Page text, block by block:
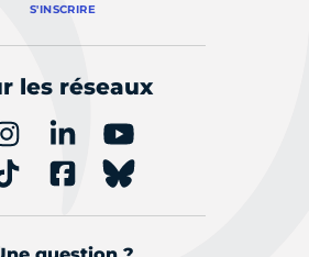
S'INSCRIRE
les réseaux